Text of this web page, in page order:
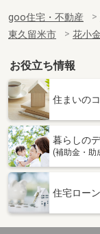
goo住宅・不動産
東久留米市
花小
お役立ち情報
住まいの
暮らしの
(補助金・助
住宅ローン